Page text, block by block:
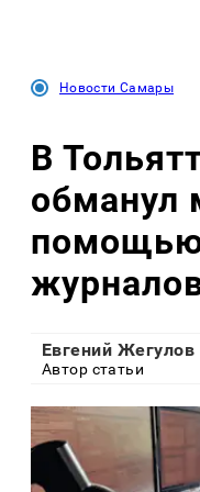
Новости Самары
В
обманул
помощью
Евгений Жегулов
Автор статьи